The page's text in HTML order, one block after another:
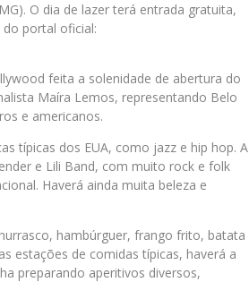
O dia de lazer terá entrada gratuita,
portal oficial:
feita a solenidade de abertura do
Maíra Lemos, representando Belo
e americanos.
típicas dos EUA, como jazz e hip hop. A
e Lili Band, com muito rock e folk
Haverá ainda muita beleza e
hambúrguer, frango frito, batata
estações de comidas típicas, haverá a
preparando aperitivos diversos,